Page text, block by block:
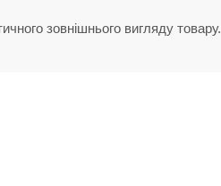
зовнішнього вигляду товару.